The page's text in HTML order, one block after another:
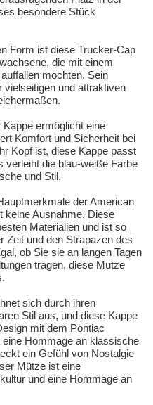
besondere Stück
Form ist diese Trucker-Cap
die mit einem
möchten. Sein
und attraktiven
ermöglicht eine
Komfort und Sicherheit bei
Kopf ist, diese Kappe passt
verleiht die blau-weiße Farbe
und Stil.
der American
keine Ausnahme. Diese
Materialien und ist so
Zeit und den Strapazen des
ob Sie sie an langen Tagen
tragen, diese Mütze
sich durch ihren
Stil aus, und diese Kappe
mit dem Pontiac
Hommage an klassische
ein Gefühl von Nostalgie
Mütze ist eine
und eine Hommage an